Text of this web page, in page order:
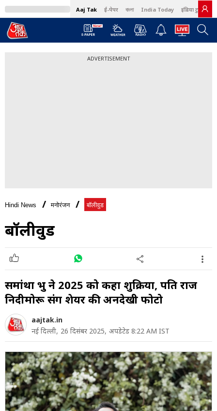
Aaj Tak ई-पेपर বাংলা India Today इंडिया टुडे हिंदी
ADVERTISEMENT
Hindi News मनोरंजन बॉलीवुड
बॉलीवुड
समांथा प्रभु ने 2025 को कहा शुक्रिया, पति राज
निदीमोरू संग शेयर की अनदेखी फोटो
aajtak.in
नई दिल्ली, 26 दिसंबर 2025, अपडेटेड 8:22 AM IST